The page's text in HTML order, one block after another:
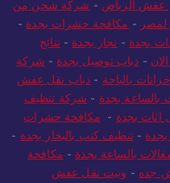
عفش الرياض - شركة شحن من
- مكافحة حشرات بجدة -
بجدة - نجار بجدة - نتائج
- دباب توصيل بجدة - شركة
بالباحة - دباب نقل عفش
بالساعة بجدة - شركة تنظيف
اثاث بجدة - مكافحة حشرات
-تنظيف كنب بالبخار بجدة -
بالساعة بجدة - مكافحة
جده - ونيت نقل عفش